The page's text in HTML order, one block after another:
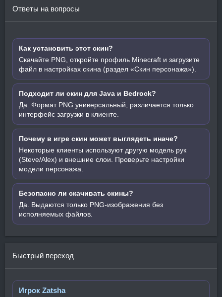
Ответы на вопросы
Как установить этот скин?
Скачайте PNG, откройте профиль Minecraft и загрузите
файл в настройках скина (раздел «Скин персонажа»).
Подходит ли скин для Java и Bedrock?
Да. Формат PNG универсальный, различается только
интерфейс загрузки в клиенте.
Почему в игре скин может выглядеть иначе?
Некоторые клиенты используют другую модель рук
(Steve/Alex) и внешние слои. Проверьте настройки
модели персонажа.
Безопасно ли скачивать скины?
Да. Выдаются только PNG-изображения без
исполняемых файлов.
Быстрый переход
Игрок Zatsha